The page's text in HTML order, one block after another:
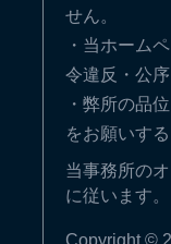
せん。
・当ホーム
令違反・公
・弊所の品
をお願いす
当事務所の
に従います。
Copyright ©